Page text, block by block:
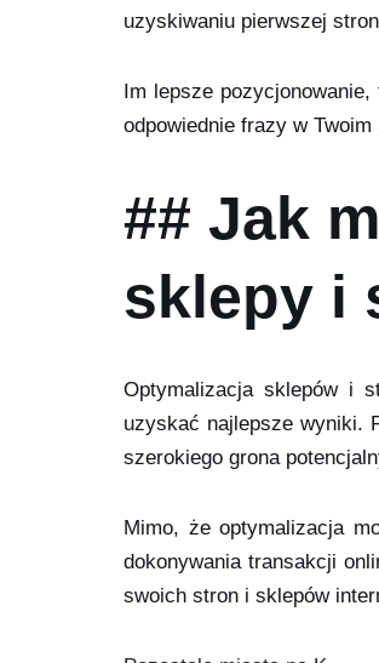
uzyskiwaniu pierwszej
Im lepsze
odpowiednie frazy w
## Jak
sklepy i
Optymalizacja sklepów i
uzyskać najlepsze wyniki.
szerokiego grona
Mimo, że optymalizacja
dokonywania transakcji
swoich stron i sklepów